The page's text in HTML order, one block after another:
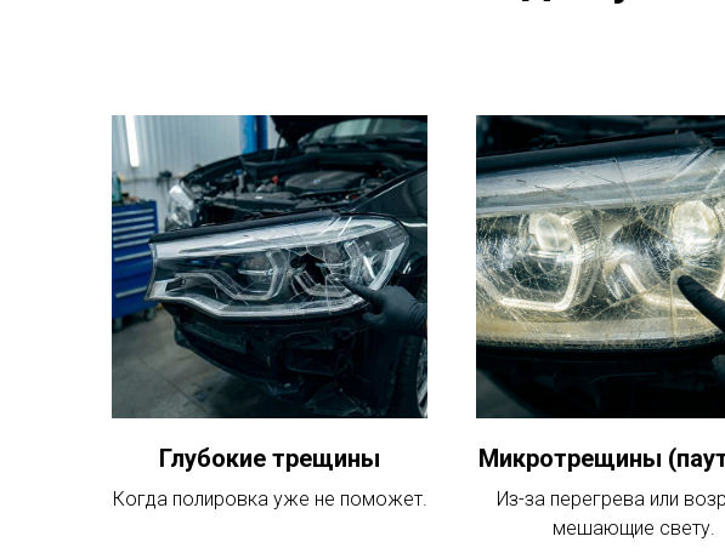
Глубокие трещины
Когда полировка уже не поможет.
Микротрещины
Из-за перегрева или
мешающие свету.